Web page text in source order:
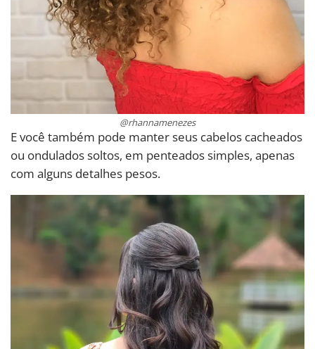
@rhannamenezes
E você também pode manter seus cabelos cacheados
ou ondulados soltos, em penteados simples, apenas
com alguns detalhes pesos.